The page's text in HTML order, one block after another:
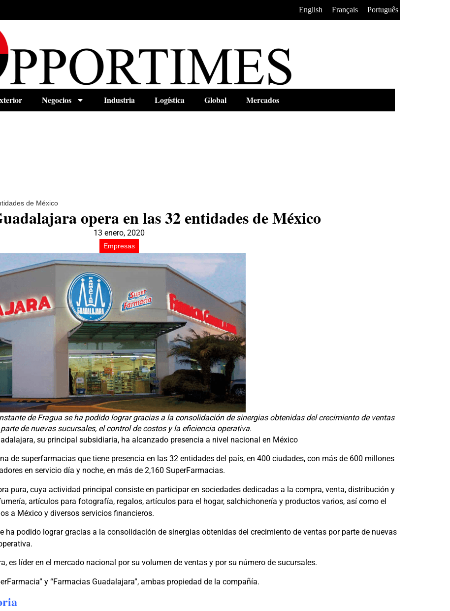
English Français Português
Negocios Industria Logística Global Mercados
de México
opera en las 32 entidades de México
13 enero, 2020
Empresas
de Fragua se ha podido lograr gracias a la consolidación de sinergias obtenidas del crecimiento de ventas
de nuevas sucursales, el control de costos y la eficiencia operativa.
su principal subsidiaria, ha alcanzado presencia a nivel nacional en México
de superfarmacias que tiene presencia en las 32 entidades del país, en 400 ciudades, con más de 600 millones
en servicio día y noche, en más de 2,160 SuperFarmacias.
pura, cuya actividad principal consiste en participar en sociedades dedicadas a la compra, venta, distribución y
artículos para fotografía, regalos, artículos para el hogar, salchichonería y productos varios, así como el
a México y diversos servicios financieros.
ha podido lograr gracias a la consolidación de sinergias obtenidas del crecimiento de ventas por parte de nuevas
es líder en el mercado nacional por su volumen de ventas y por su número de sucursales.
y “Farmacias Guadalajara”, ambas propiedad de la compañía.